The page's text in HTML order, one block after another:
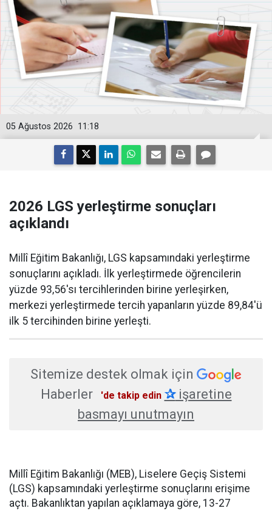
11:18
05 Ağustos 2026
2026 LGS yerleştirme sonuçları
açıklandı
Millî Eğitim Bakanlığı, LGS kapsamındaki yerleştirme
sonuçlarını açıkladı. İlk yerleştirmede öğrencilerin
yüzde 93,56'sı tercihlerinden birine yerleşirken,
merkezi yerleştirmede tercih yapanların yüzde 89,84'ü
ilk 5 tercihinden birine yerleşti.
Sitemize destek olmak için
Haberler
'de takip edin ✰işaretine
basmayı unutmayın
Millî Eğitim Bakanlığı (MEB), Liselere Geçiş Sistemi
(LGS) kapsamındaki yerleştirme sonuçlarını erişime
açtı. Bakanlıktan yapılan açıklamaya göre, 13-27